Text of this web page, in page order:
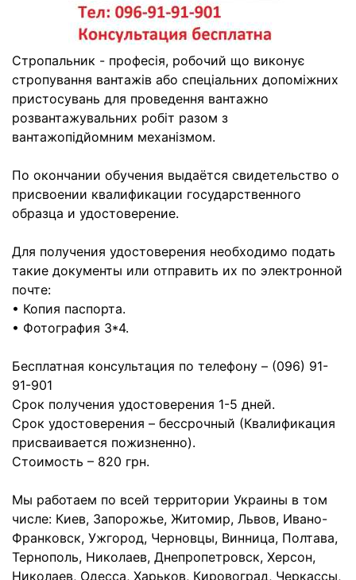
Стропальник - професія, робочий що виконує
стропування вантажів або спеціальних допоміжних
пристосувань для проведення вантажно
розвантажувальних робіт разом з
вантажопідйомним механізмом.
По окончании обучения выдаётся свидетельство о
присвоении квалификации государственного
образца и удостоверение.
Для получения удостоверения необходимо подать
такие документы или отправить их по электронной
почте:
• Копия паспорта.
• Фотография 3*4.
Бесплатная консультация по телефону – (096) 91-
91-901
Срок получения удостоверения 1-5 дней.
Срок удостоверения – бессрочный (Квалификация
присваивается пожизненно).
Стоимость – 820 грн.
Мы работаем по всей территории Украины в том
числе: Киев, Запорожье, Житомир, Львов, Ивано-
Франковск, Ужгород, Черновцы, Винница, Полтава,
Тернополь, Николаев, Днепропетровск, Херсон,
Николаев, Одесса, Харьков, Кировоград, Черкассы,